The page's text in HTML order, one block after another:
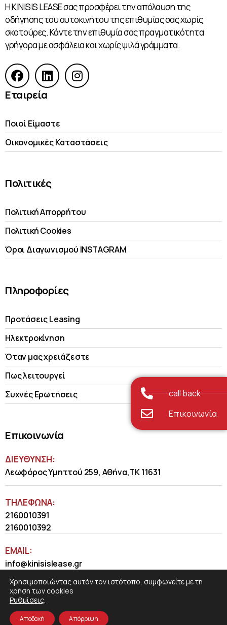
Η KINISIS LEASE σας προσφέρει την απόλαυση της
οδήγησης του αυτοκινήτου της επιθυμίας σας χωρίς
σκοτούρες. Κάντε την επιθυμία σας πραγματικότητα
γρήγορα με ασφάλεια και χωρίς ψιλά γράμματα.
Εταιρεία
Ποιοί Είμαστε
Οικονομικές Kαταστάσεις
Πολιτικές
Πολιτική Απορρήτου
Πολιτική Cookies
Όροι Διαγωνισμού INSTAGRAM
Πληροφορίες
Προτάσεις Leasing
Ηλεκτροκίνηση
Όταν μας χρειάζεστε
Πως λειτουργεί
Συχνές Ερωτήσεις
Επικοινωνία
ΔΙΕΥΘΥΝΣΗ:
Λεωφόρος Υμηττού 259, Αθήνα,ΤΚ 11631
ΤΗΛΈΦΩΝΑ:
2160010391
2160010392
EMAIL:
info@kinisislease.gr
call back
Επικοινωνία
Χρησιμοποιώντας αυτόν τον ιστότοπο, συμφωνείτε με τη
χρήση των cookies
Ρυθμίσεις.
Αποδοχή Απόρριψη